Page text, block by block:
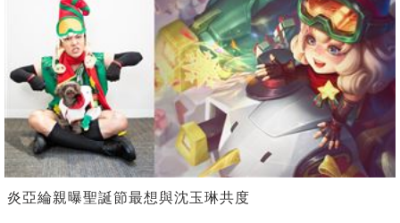
炎亞綸親曝聖誕節最想與沈玉琳共度